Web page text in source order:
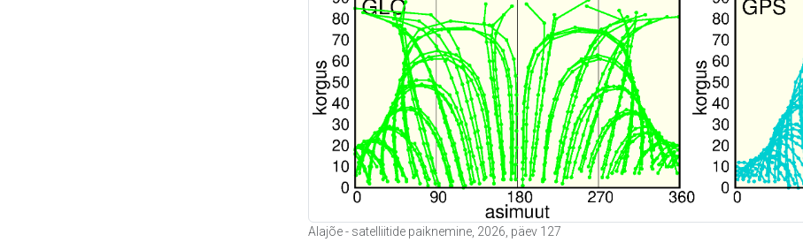
Alajõe - satelliitide paiknemine, 2026, päev 127